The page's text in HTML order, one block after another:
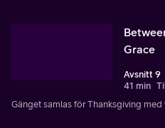
Grace
Avsnitt 9
41 min
Gänget samlas för Thanksgiving med